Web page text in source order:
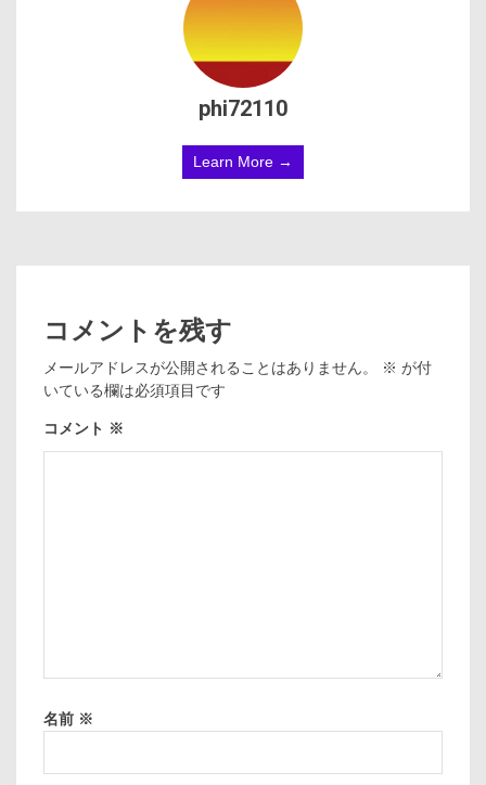
phi72110
Learn More →
コメントを残す
メールアドレスが公開されることはありません。 ※ が付
いている欄は必須項目です
コメント ※
名前 ※